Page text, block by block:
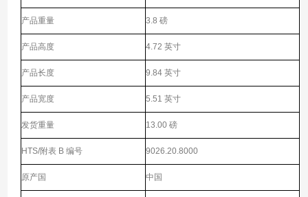
产品重量 3.8 磅
产品高度 4.72 英寸
产品长度 9.84 英寸
产品宽度 5.51 英寸
发货重量 13.00 磅
HTS/附表 B 编号 9026.20.8000
原产国 中国